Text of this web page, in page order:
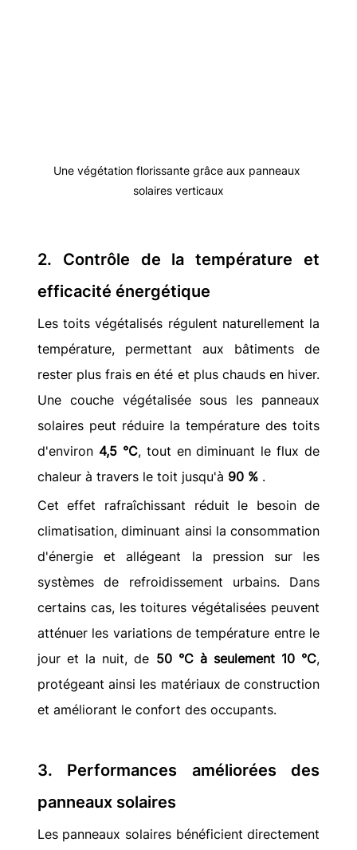
Une végétation florissante grâce aux panneaux
solaires verticaux
2. Contrôle de la température et
efficacité énergétique
Les toits végétalisés régulent naturellement la
température, permettant aux bâtiments de
rester plus frais en été et plus chauds en hiver.
Une couche végétalisée sous les panneaux
solaires peut réduire la température des toits
d'environ 4,5 °C, tout en diminuant le flux de
chaleur à travers le toit jusqu'à 90 % .
Cet effet rafraîchissant réduit le besoin de
climatisation, diminuant ainsi la consommation
d'énergie et allégeant la pression sur les
systèmes de refroidissement urbains. Dans
certains cas, les toitures végétalisées peuvent
atténuer les variations de température entre le
jour et la nuit, de 50 °C à seulement 10 °C,
protégeant ainsi les matériaux de construction
et améliorant le confort des occupants.
3. Performances améliorées des
panneaux solaires
Les panneaux solaires bénéficient directement